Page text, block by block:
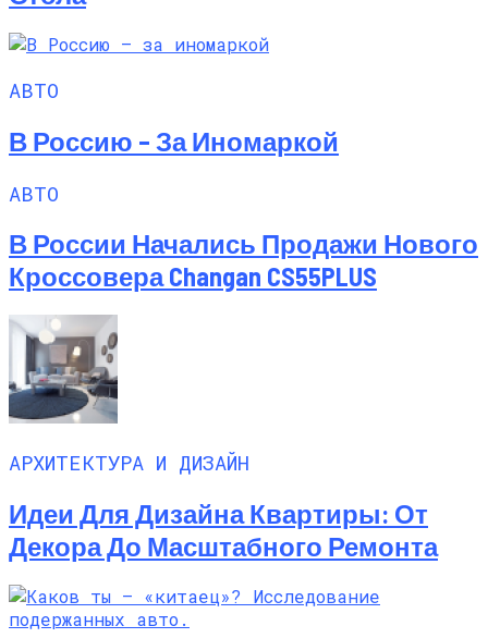
АВТО
В Россию – За Иномаркой
АВТО
В России Начались Продажи Нового
Кроссовера Changan CS55PLUS
АРХИТЕКТУРА И ДИЗАЙН
Идеи Для Дизайна Квартиры: От
Декора До Масштабного Ремонта